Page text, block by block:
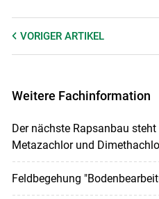
VORIGER ARTIKEL
Weitere Fachinformation
Der nächste Rapsanbau steht
Metazachlor und
Feldbegehung